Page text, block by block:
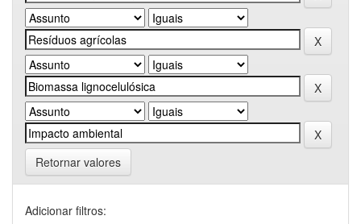
Retornar valores
Adicionar filtros: